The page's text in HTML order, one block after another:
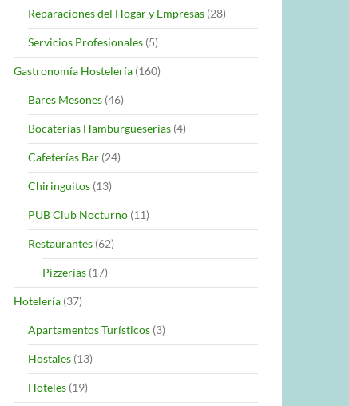
Reparaciones del Hogar y Empresas (28)
Servicios Profesionales (5)
Gastronomía Hostelería (160)
Bares Mesones (46)
Bocaterías Hamburgueserías (4)
Cafeterías Bar (24)
Chiringuitos (13)
PUB Club Nocturno (11)
Restaurantes (62)
Pizzerías (17)
Hotelería (37)
Apartamentos Turísticos (3)
Hostales (13)
Hoteles (19)